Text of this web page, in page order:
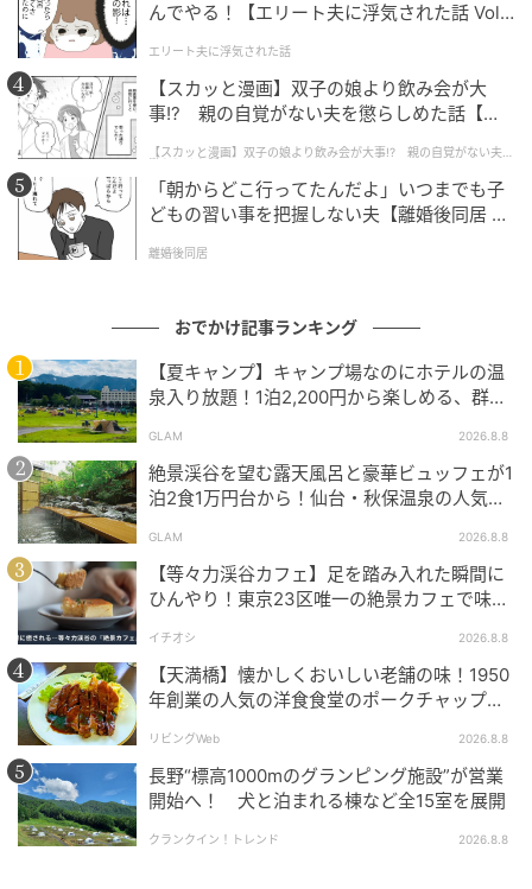
カヤバは、「油圧」について楽しく学びながらショベ
ルカーの操作を疑似体験できるブースを用意する。
参加費は無料。ブースの推奨年齢は小学生だが、未就
学児および中学生以上も参加できる。小学生および未
就学児には保護者の付き添いが必要となる。イベント
は三部制(11:00～13:00／12:30～14:30／14:00～
16:00)で、それぞれ保護者を含め先着約350名の定員
を予定している。予約した時間内は入退出が自由だ。
参加企業・団体は、宇宙航空研究開発機構(JAXA)・相
模原市(合同参加)、SUS、NTTドコモビジネス、カヤ
バ、瑞起・タイトー(合同参加)、ソフトバンク、大成建
設、大和製罐、天文・宇宙ワークショップチーム、東
京都 社会課題解決に向けたスマートサービス実装促進
んでやる！【エリート夫に浮気された話 Vol.
エリート夫に浮気された話
【スカッと漫画】双子の娘より飲み会が大
事!? 親の自覚がない夫を懲らしめた話【第1
【スカッと漫画】双子の娘より飲み会が大事!? 親の自覚がない夫を
懲らしめた話
「朝からどこ行ってたんだよ」いつまでも子
どもの習い事を把握しない夫【離婚後同居 Vo
離婚後同居
おでかけ記事ランキング
【夏キャンプ】キャンプ場なのにホテルの温
泉入り放題！1泊2,200円から楽しめる、群馬
GLAM 2026.8.8
絶景渓谷を望む露天風呂と豪華ビュッフェが1
泊2食1万円台から！仙台・秋保温泉の人気コ
GLAM 2026.8.8
【等々力渓谷カフェ】足を踏み入れた瞬間に
ひんやり！東京23区唯一の絶景カフェで味わ
イチオシ 2026.8.8
【天満橋】懐かしくおいしい老舗の味！1950
年創業の人気の洋食食堂のポークチャップ！
リビングWeb 2026.8.8
長野“標高1000mのグランピング施設”が営業
開始へ！ 犬と泊まれる棟など全15室を展開
クランクイン！トレンド 2026.8.8